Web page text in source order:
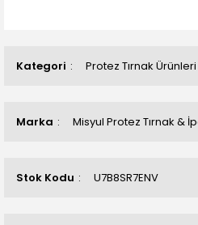
Kategori Protez Tırnak Ürünleri
Marka Misyul Protez Tırnak &
Stok Kodu U7B8SR7ENV